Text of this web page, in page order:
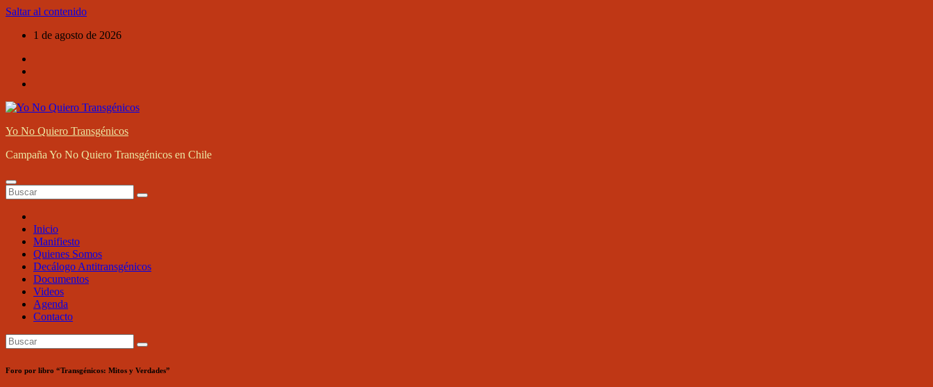
Saltar al contenido
1 de agosto de 2026
Yo No Quiero Transgénicos
Campaña Yo No Quiero Transgénicos en Chile
Inicio
Manifiesto
Quienes Somos
Decálogo Antitransgénicos
Documentos
Videos
Agenda
Contacto
Foro por libro “Transgénicos: Mitos y Verdades”